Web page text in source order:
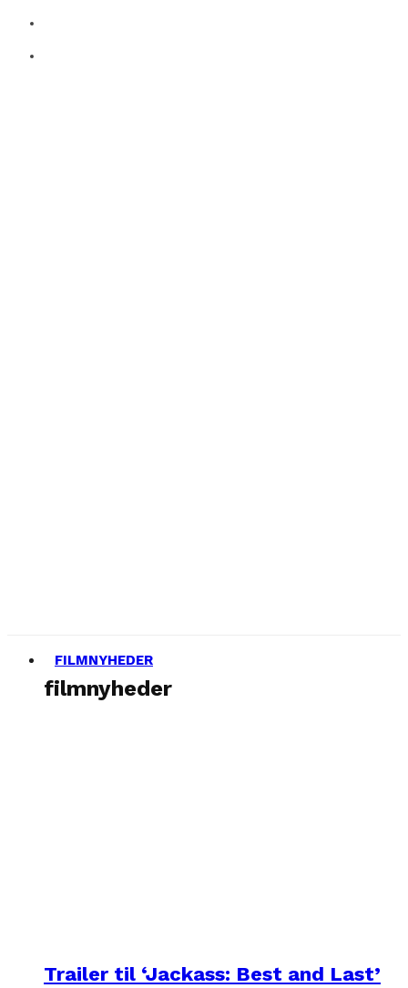
FILMNYHEDER
filmnyheder
Trailer til ‘Jackass: Best and Last’